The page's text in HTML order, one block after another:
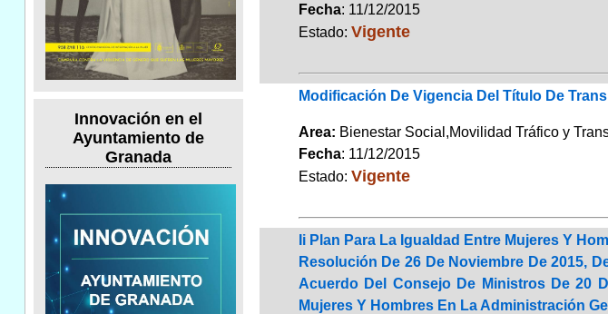
Innovación en el
Ayuntamiento de
Granada
Fecha: 11/12/2015
Estado: Vigente
Modificación De Vigencia Del Título De
Area: Bienestar Social,Movilidad Tráfico y
Fecha: 11/12/2015
Estado: Vigente
Ii Plan Para La Igualdad Entre Mujeres Y
Resolución De 26 De Noviembre De 2015,
Acuerdo Del Consejo De Ministros De 20
Mujeres Y Hombres En La Administración